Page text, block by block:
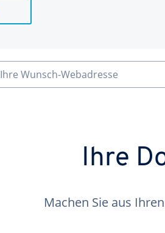
Ihre Wunsch-Webadresse
Ihre
Machen Sie aus